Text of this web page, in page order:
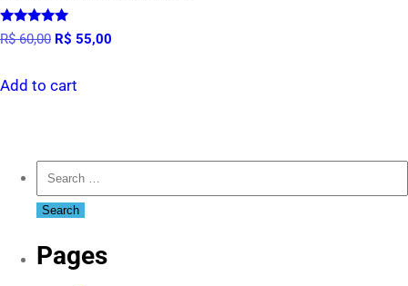
Rated
4.80
R$60,00 Original
was:
R$ 55,00
Add to cart
Search
for:
Pages